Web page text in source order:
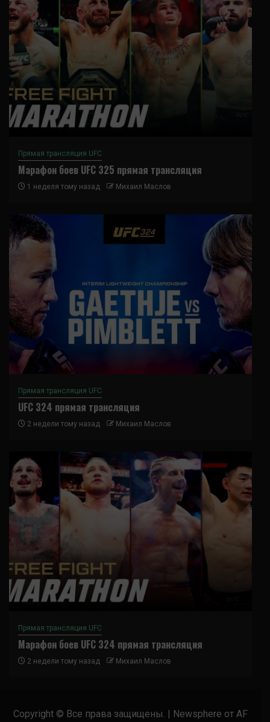
Прямая трансляция UFC
Марафон боев UFC 325 прямая трансляция
1 неделя тому назад Михаил Маслов
Прямая трансляция UFC
UFC 324 прямая трансляция
2 недели тому назад Михаил Маслов
Прямая трансляция UFC
Марафон боев UFC 324 прямая трансляция
2 недели тому назад Михаил Маслов
Copyright © Все права защищены. | Newsphere от AF